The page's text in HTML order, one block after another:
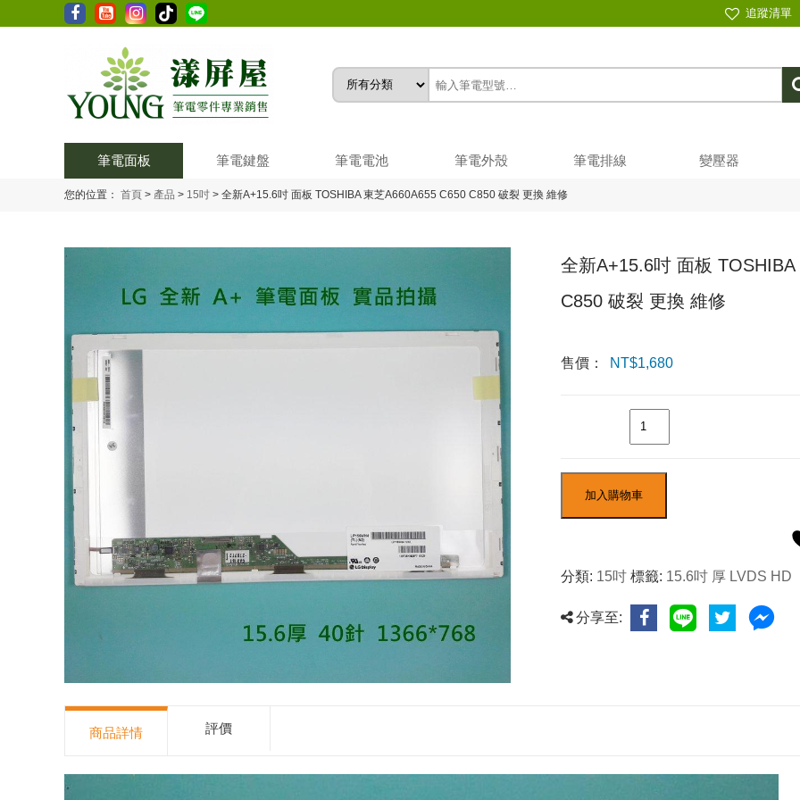
追蹤清單
筆電面板 筆電鍵盤 筆電電池 筆電外殼 筆電排線 變壓器
您的位置： 首頁 > 產品 > 15吋 > 全新A+15.6吋 面板 TOSHIBA 東芝A660A655 C650 C850 破裂 更換 維修
全新A+15.6吋 面板
C850 破裂 更換 維修
售價： NT$1,680
加入購物車
分類: 15吋 標籤: 15.6吋 厚 LVDS HD
分享至:
商品詳情 評價